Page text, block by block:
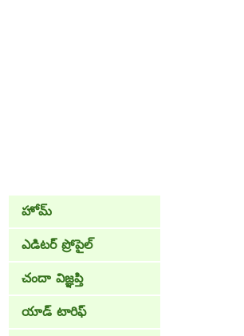
హోమ్
ఎడిటర్ ప్రోపైల్
చందా విజ్ఞప్తి
యాడ్ టారిఫ్